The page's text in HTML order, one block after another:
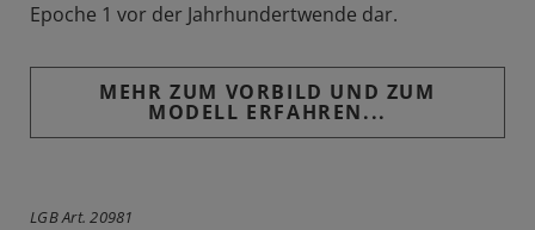
Epoche 1 vor der Jahrhundertwende dar.
MEHR ZUM VORBILD UND ZUM
MODELL ERFAHREN...
LGB Art. 20981